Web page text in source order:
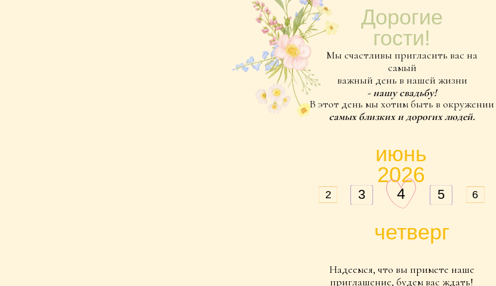
июнь
2026
четверг
Мы счастливы пригласить вас на
самый
важный день в нашей жизни
- нашу свадьбу!
В этот день мы хотим быть в окружении
самых близких и дорогих людей.
Надеемся, что вы примете наше
приглашение, будем вас ждать!